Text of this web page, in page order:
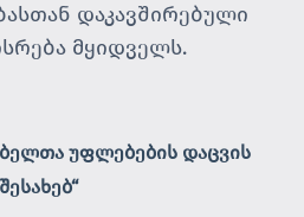
დაკავშირებული
მყიდველს.
უფლებების დაცვის
შესახებ“